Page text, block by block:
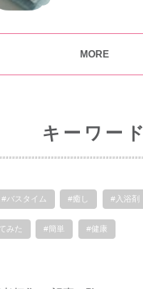
MORE
キーワード
#バスタイム #癒し #入浴剤
みた #簡単 #健康